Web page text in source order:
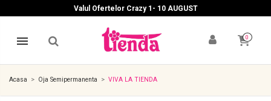
Valul Ofertelor Crazy 1- 10 AUGUST
0
Acasa Oja Semipermanenta VIVA LA TIENDA